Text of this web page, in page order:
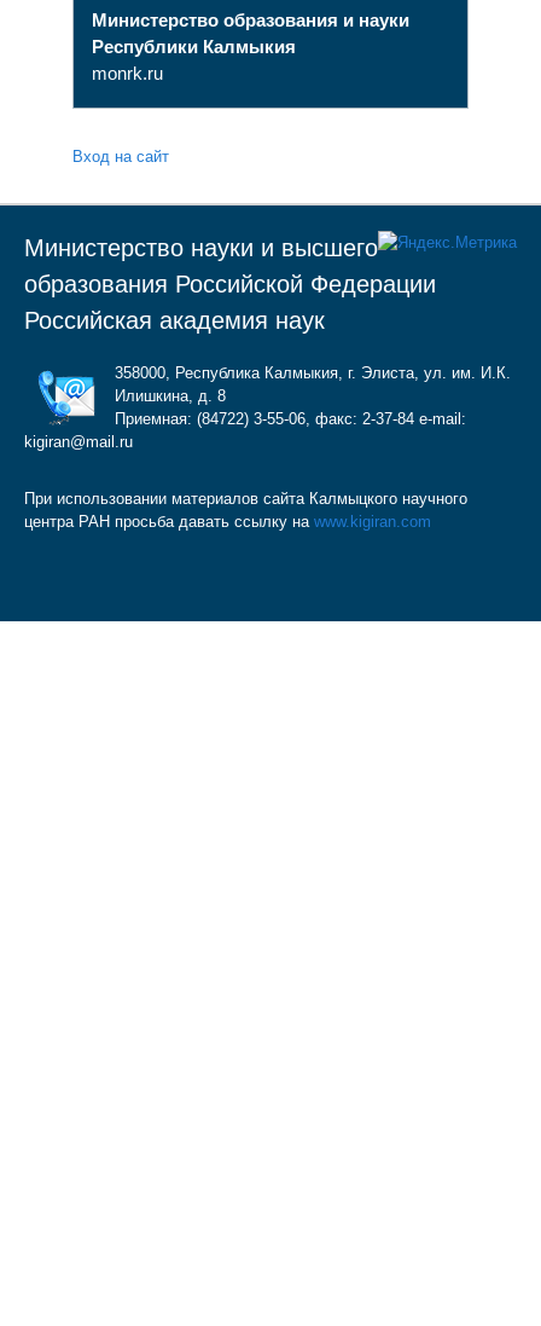
Министерство образования и науки
Республики Калмыкия
monrk.ru
Вход на сайт
Министерство науки и высшего
образования Российской Федерации
Российская академия наук
358000, Республика Калмыкия, г. Элиста, ул. им. И.К.
Илишкина, д. 8
Приемная: (84722) 3-55-06, факс: 2-37-84 e-mail:
kigiran@mail.ru
При использовании материалов сайта Калмыцкого научного
центра РАН просьба давать ссылку на www.kigiran.com